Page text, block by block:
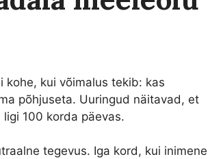
kohe, kui võimalus tekib: kas
põhjuseta. Uuringud näitavad, et
100 korda päevas.
tegevus. Iga kord, kui inimene